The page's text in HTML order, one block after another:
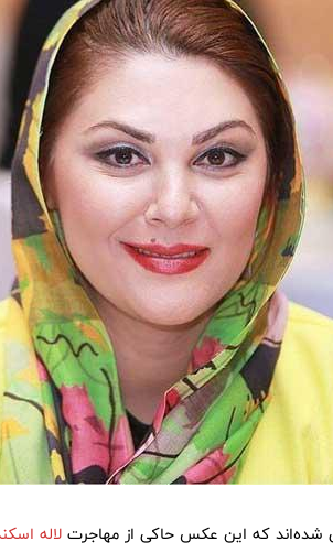
شده‌اند که این عکس حاکی از مهاجرت لاله